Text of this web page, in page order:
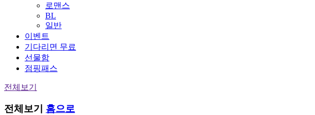
로맨스
BL
일반
이벤트
기다리면 무료
선물함
점핑패스
전체보기
전체보기 홈으로